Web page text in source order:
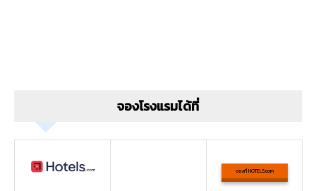
จองโรงแรมได้ที่
จองที่ HOTELS.com